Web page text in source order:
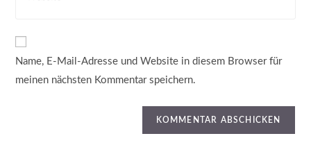
Name, E-Mail-Adresse und Website in diesem Browser für
meinen nächsten Kommentar speichern.